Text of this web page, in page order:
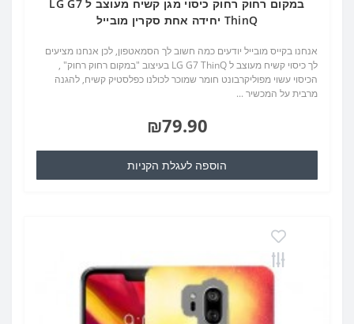
במקום רחוק רחוק כיסוי מגן קשיח מעוצב ל LG G7
ThinQ יחידה אחת סקרין מובייל
אנחנו בקייס מובייל יודעים כמה חשוב לך הסמאטפון, לכן אנחנו מציעים
לך כיסוי קשיח מעוצב ל LG G7 ThinQ בעיצוב "במקום רחוק רחוק" ,
הכיסוי עשוי מפוליקרבונט חומר שמוכר לכולנו כפלסטיק קשיח, להגנה
מרבית על המכשיר ...
₪79.90
הוספה לעגלת הקניות